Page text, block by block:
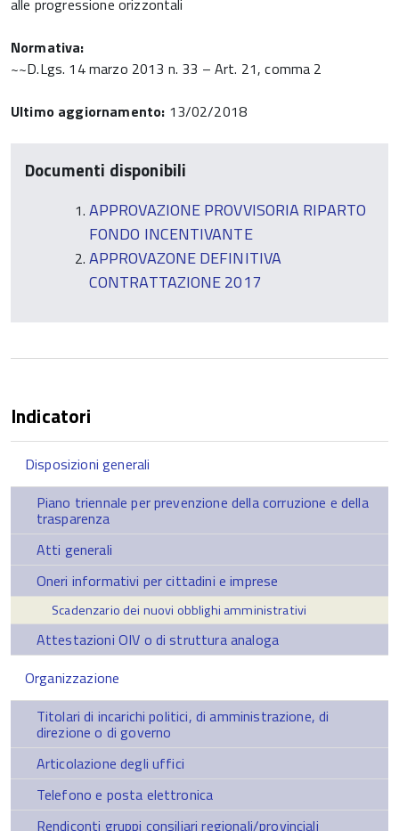
alle progressione orizzontali
Normativa:
~~D.Lgs. 14 marzo 2013 n. 33 – Art. 21, comma 2
Ultimo aggiornamento: 13/02/2018
Documenti disponibili
APPROVAZIONE PROVVISORIA RIPARTO
FONDO INCENTIVANTE
APPROVAZONE DEFINITIVA
CONTRATTAZIONE 2017
Indicatori
Disposizioni generali
Piano triennale per prevenzione della corruzione e della
trasparenza
Atti generali
Oneri informativi per cittadini e imprese
Scadenzario dei nuovi obblighi amministrativi
Attestazioni OIV o di struttura analoga
Organizzazione
Titolari di incarichi politici, di amministrazione, di
direzione o di governo
Articolazione degli uffici
Telefono e posta elettronica
Rendiconti gruppi consiliari regionali/provinciali